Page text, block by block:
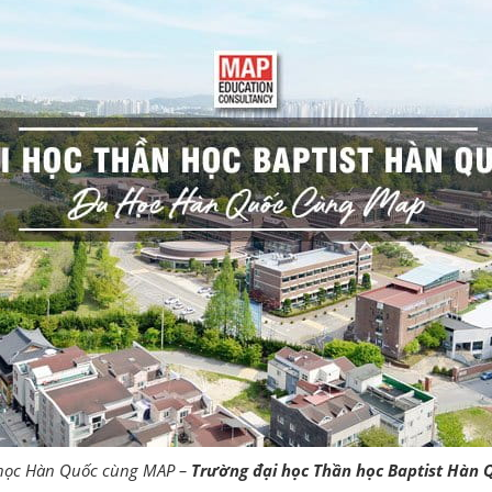
Hàn Quốc cùng MAP – Trường đại học Thần học Baptist Hàn